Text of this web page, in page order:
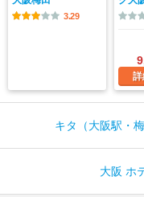
3.29
詳
キタ（大阪駅・
大阪 ホ